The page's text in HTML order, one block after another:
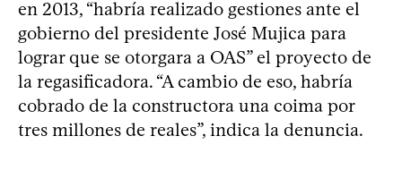
en 2013, “habría realizado gestiones ante el
gobierno del presidente José Mujica para
lograr que se otorgara a OAS” el proyecto de
la regasificadora. “A cambio de eso, habría
cobrado de la constructora una coima por
tres millones de reales”, indica la denuncia.